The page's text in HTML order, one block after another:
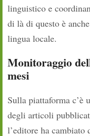
linguistico e
di là di questo è
lingua locale.
Monitoraggio
mesi
Sulla piattaforma c’è
degli articoli
l’editore ha cambiato